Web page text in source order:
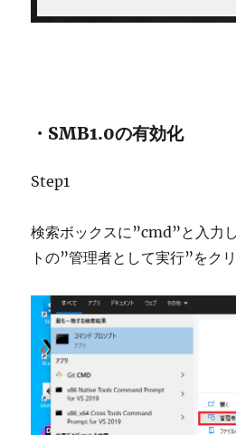
・SMB1.0の有効化
Step1
検索ボックスに”cmd”と入力
トの”管理者として実行”をク